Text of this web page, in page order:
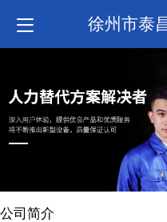
徐州市泰
公司简介